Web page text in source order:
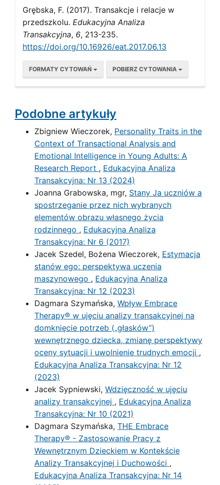
Grębska, F. (2017). Transakcje i relacje w
przedszkolu. Edukacyjna Analiza
Transakcyjna, 6, 213-235.
https://doi.org/10.16926/eat.2017.06.13
FORMATY CYTOWAŃ POBIERZ CYTOWANIA
Podobne artykuły
Zbigniew Wieczorek, Personality Traits in the
Context of Transactional Analysis and
Emotional Intelligence in Young Adults: A
Research Report , Edukacyjna Analiza
Transakcyjna: Nr 13 (2024)
Joanna Grabowska, mgr, Stany Ja uczniów a
spostrzeganie przez nich wybranych
elementów obrazu własnego życia
rodzinnego , Edukacyjna Analiza
Transakcyjna: Nr 6 (2017)
Jacek Szedel, Bożena Wieczorek, Estymacja
stanów ego: perspektywa uczenia
maszynowego , Edukacyjna Analiza
Transakcyjna: Nr 12 (2023)
Dagmara Szymańska, Wpływ Embrace
Therapy® w ujęciu analizy transakcyjnej na
domknięcie potrzeb („głasków”)
wewnętrznego dziecka, zmianę perspektywy
oceny sytuacji i uwolnienie trudnych emocji ,
Edukacyjna Analiza Transakcyjna: Nr 12
(2023)
Jacek Sypniewski, Wdzięczność w ujęciu
analizy transakcyjnej , Edukacyjna Analiza
Transakcyjna: Nr 10 (2021)
Dagmara Szymańska, THE Embrace
Therapy® - Zastosowanie Pracy z
Wewnętrznym Dzieckiem w Kontekście
Analizy Transakcyjnej i Duchowości ,
Edukacyjna Analiza Transakcyjna: Nr 14